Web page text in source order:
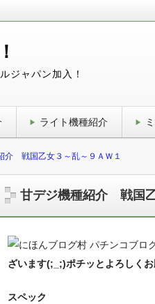
ジャパン加入！
ライト機種紹介
介 戦国乙女３～乱～９ＡＷ１
甘デジ機種紹介 戦国
ざいます(;_;)ポチッとよろしく
スペック